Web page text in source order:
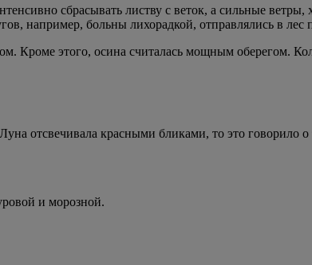
сбрасывать листву с веток, а сильные ветры,
например, больны лихорадкой, отправлялись в лес
Кроме этого, осина считалась мощным оберегом.
отсвечивала красными бликами, то это говорило о
и морозной.